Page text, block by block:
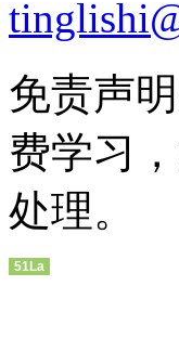
免责声
费学习
处理。
51La